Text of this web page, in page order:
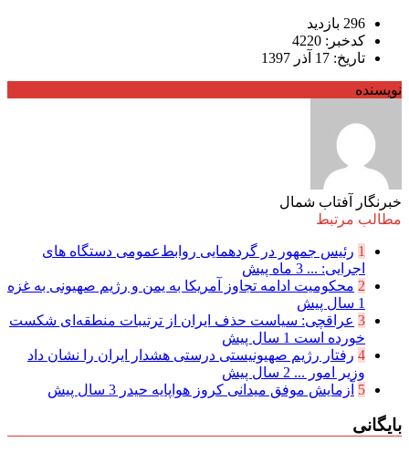
296 بازدید
کدخبر: 4220
تاریخ: 17 آذر 1397
نویسنده
خبرنگار آفتاب شمال
مطالب مرتبط
1 رئیس جمهور در گردهمایی روابط‌عمومی دستگاه های
اجرایی: ... 3 ماه پیش
2 محکومیت ادامه تجاوز آمریکا به یمن و رژیم صهیونی به غزه
1 سال پیش
3 عراقچی: سیاست حذف ایران از ترتیبات منطقه‌ای شکست
خورده است 1 سال پیش
4 رفتار رژیم صهیونیستی درستی هشدار ایران را نشان داد
وزیر امور ... 2 سال پیش
5 آزمایش موفق میدانی کروز هواپایه حیدر 3 سال پیش
بایگانی